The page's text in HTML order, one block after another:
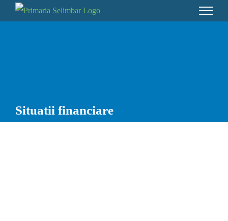
to
Situatii financiare